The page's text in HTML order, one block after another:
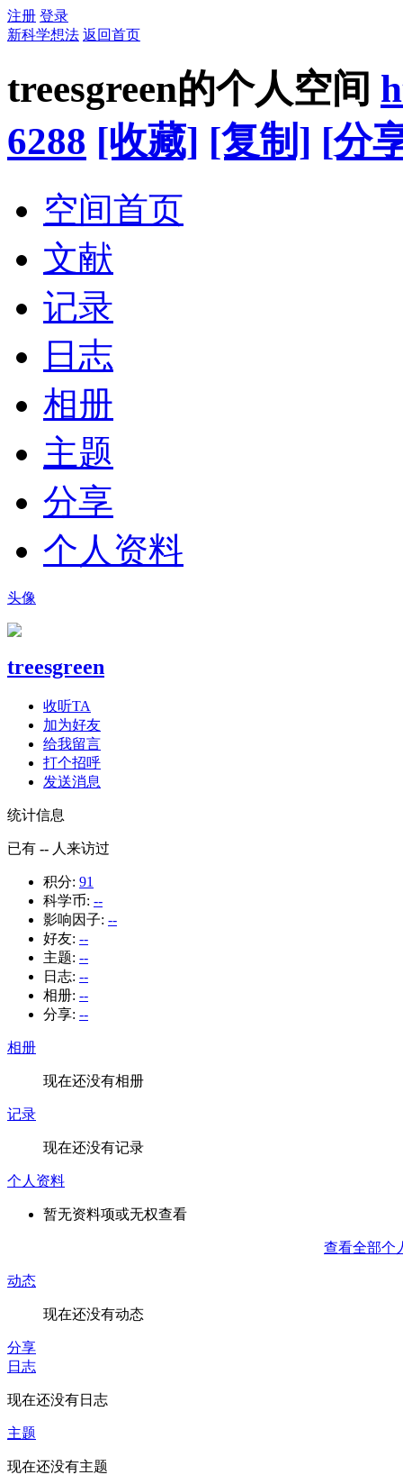
注册 登录
新科学想法 返回首页
treesgreen的个人空间
6288 [收藏] [复制] [分
空间首页
文献
记录
日志
相册
主题
分享
个人资料
头像
treesgreen
收听TA
加为好友
给我留言
打个招呼
发送消息
统计信息
已有 -- 人来访过
积分: 91
科学币: --
影响因子: --
好友: --
主题: --
日志: --
相册: --
分享: --
相册
现在还没有相册
记录
现在还没有记录
个人资料
暂无资料项或无权查看
查看全部个
动态
现在还没有动态
分享
日志
现在还没有日志
主题
现在还没有主题